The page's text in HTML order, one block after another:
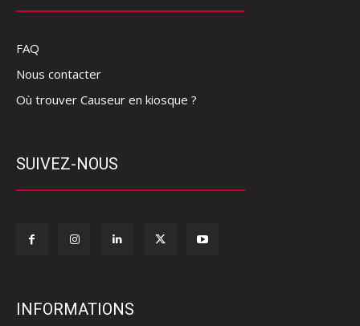
FAQ
Nous contacter
Où trouver Causeur en kiosque ?
SUIVEZ-NOUS
INFORMATIONS